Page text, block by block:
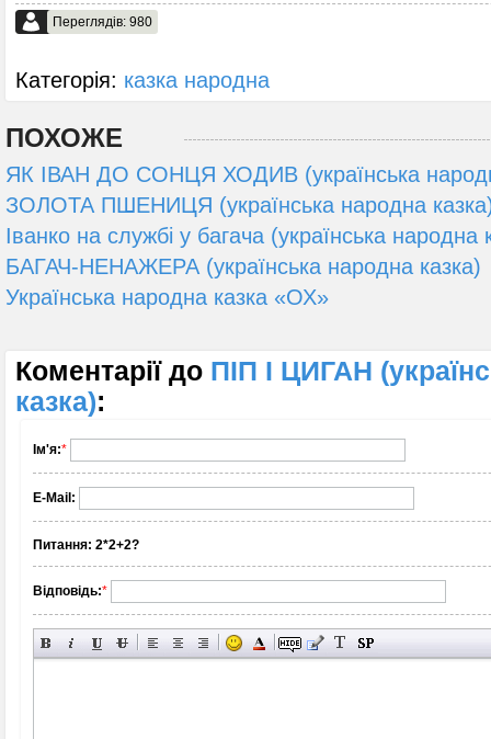
Переглядів: 980
Категорія: казка народна
ПОХОЖЕ
ЯК ІВАН ДО СОНЦЯ ХОДИВ (українська
ЗОЛОТА ПШЕНИЦЯ (українська народна
Іванко на службі у багача (українська народна
БАГАЧ-НЕНАЖЕРА (українська народна казка)
Українська народна казка «ОХ»
Коментарії до ПІП І ЦИГАН
казка):
Ім'я:*
E-Mail:
Питання: 2*2+2?
Відповідь:*